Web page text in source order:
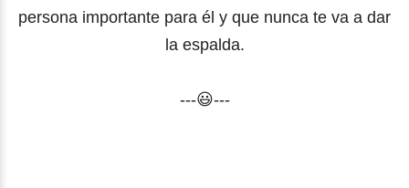
persona importante para él y que nunca te va a dar
la espalda.
---😃---